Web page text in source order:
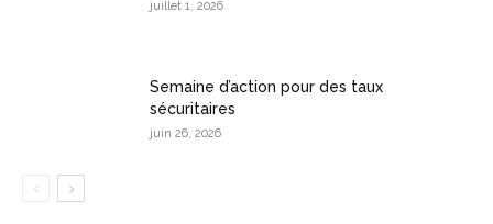
juillet 1, 2026
Semaine d’action pour des taux
sécuritaires
juin 26, 2026